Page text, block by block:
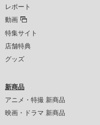
レポート
動画
特集サイト
店舗特典
グッズ
新商品
アニメ・特撮 新商品
映画・ドラマ 新商品